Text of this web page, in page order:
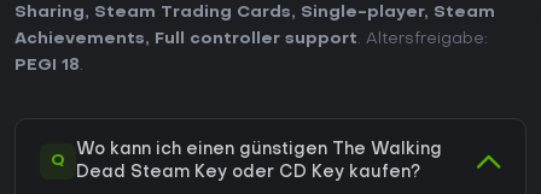
Sharing, Steam Trading Cards, Single-player, Steam
Achievements, Full controller support. Altersfreigabe:
PEGI 18.
Q
Wo kann ich einen günstigen The Walking
Dead Steam Key oder CD Key kaufen?